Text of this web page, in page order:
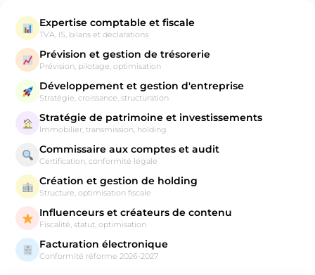
Expertise comptable et fiscale
TVA, IS, bilans et déclarations
Prévision et gestion de trésorerie
Prévision, pilotage, optimisation
Développement et gestion d'entreprise
Stratégie, croissance, structuration
Stratégie de patrimoine et investissements
Immobilier, transmission, holding
Commissaire aux comptes et audit
Certification, conformité légale
Création et gestion de holding
Structure, optimisation fiscale
Influenceurs et créateurs de contenu
Fiscalité, statut, optimisation
Facturation électronique
Conformité réforme 2026-2027